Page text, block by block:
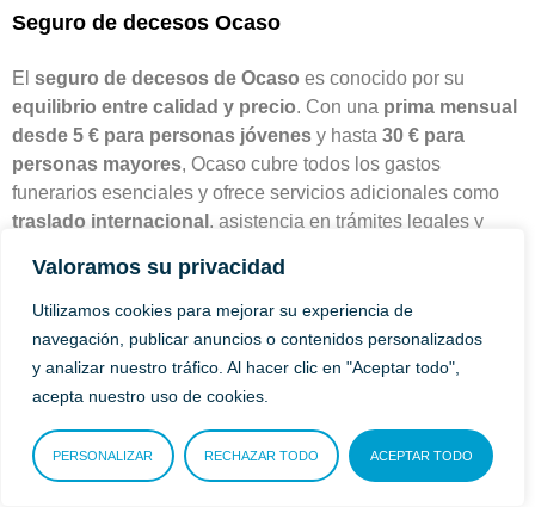
Valoramos su privacidad
Utilizamos cookies para mejorar su experiencia de
navegación, publicar anuncios o contenidos personalizados
y analizar nuestro tráfico. Al hacer clic en "Aceptar todo",
acepta nuestro uso de cookies.
PERSONALIZAR RECHAZAR TODO ACEPTAR TODO
Seguro de decesos Ocaso
El seguro de decesos de Ocaso es conocido por su
equilibrio entre calidad y precio. Con una prima mensual
desde 5 € para personas jóvenes y hasta 30 € para
personas mayores, Ocaso cubre todos los gastos
funerarios esenciales y ofrece servicios adicionales como
traslado internacional , asistencia en trámites legales y
Llama al 951 550 185 y asegúrate encontrar el seguro de
decesos más barato del mercado y con las coberturas
más completas.Uno de nuestros agentes expertos te
asesorará en todo momento para encontrar entre todas las